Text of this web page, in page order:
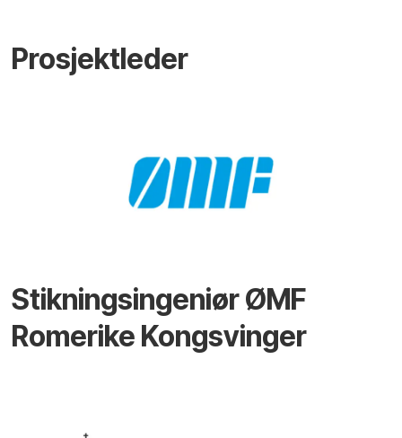
Prosjektleder
Stikningsingeniør ØMF
Romerike Kongsvinger